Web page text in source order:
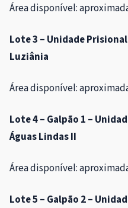
Área disponível:
Lote 3 – Unidade
Luziânia
Área disponível:
Lote 4 – Galpão 1 –
Águas Lindas II
Área disponível:
Lote 5 – Galpão 2 –